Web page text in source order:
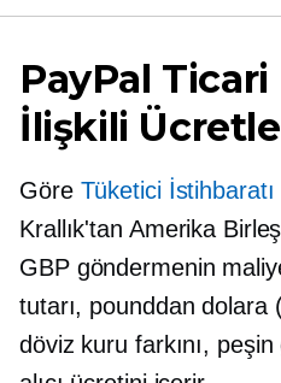
PayPal Ticari
İlişkili
Göre Tüketici İstihbaratı
Krallık'tan Amerika
GBP göndermenin
tutarı, pounddan dolara
döviz kuru farkını,